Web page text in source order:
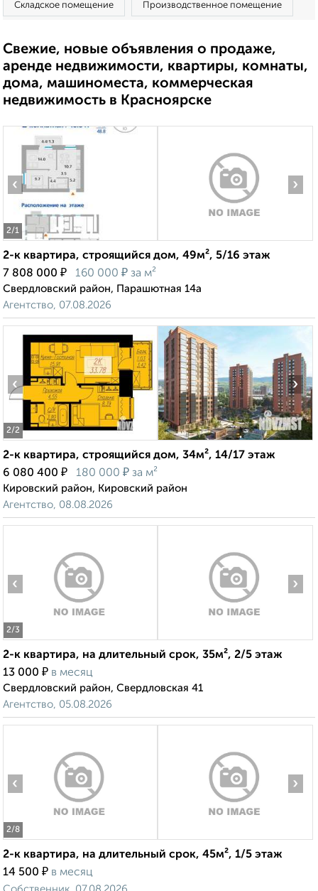
Складское помещение Производственное помещение
Свежие, новые объявления о продаже,
аренде недвижимости, квартиры, комнаты,
дома, машиноместа, коммерческая
недвижимость в Красноярске
2/1
‹ ›
2-к квартира, строящийся дом, 49м², 5/16 этаж
7 808 000 ₽ 160 000 ₽ за м²
Свердловский район, Парашютная 14а
Агентство, 07.08.2026
2/2
‹ ›
2-к квартира, строящийся дом, 34м², 14/17 этаж
6 080 400 ₽ 180 000 ₽ за м²
Кировский район, Кировский район
Агентство, 08.08.2026
2/3
‹ ›
2-к квартира, на длительный срок, 35м², 2/5 этаж
13 000 ₽ в месяц
Свердловский район, Свердловская 41
Агентство, 05.08.2026
2/8
‹ ›
2-к квартира, на длительный срок, 45м², 1/5 этаж
14 500 ₽ в месяц